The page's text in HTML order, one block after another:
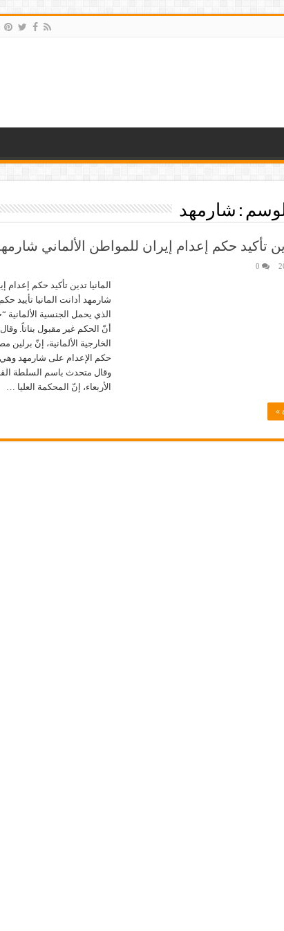
: شارمهد
تأكيد حكم إعدام إيران للمواطن الألماني
0
المانيا تدين تأكيد حكم إعدام
شارمهد أدانت المانيا تأييد
الذي يحمل الجنسية
أنّ الحكم غير مقبول بتاتاً.
الخارجية الألمانية، إنّ برلين
حكم الإعدام على شارمهد
وقال متحدث باسم السلطة
الأربعاء، إنّ المحكمة العليا …
»